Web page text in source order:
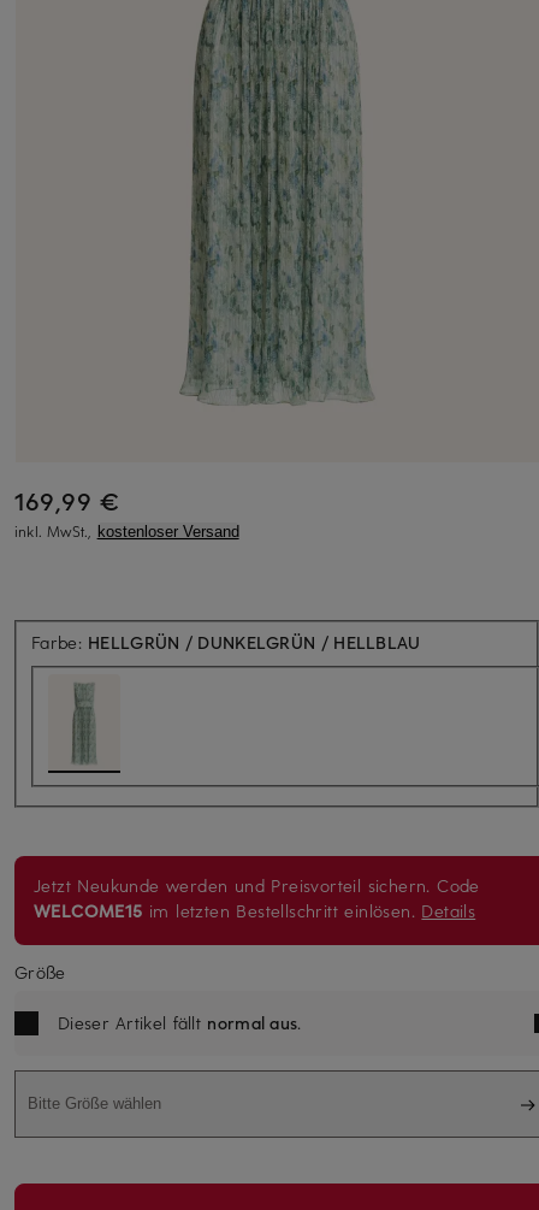
169,99 €
inkl. MwSt., kostenloser Versand
Farbe: HELLGRÜN / DUNKELGRÜN / HELLBLAU
Jetzt Neukunde werden und Preisvorteil sichern. Code
WELCOME15 im letzten Bestellschritt einlösen. Details
Größe
Dieser Artikel fällt normal aus.
Bitte Größe wählen